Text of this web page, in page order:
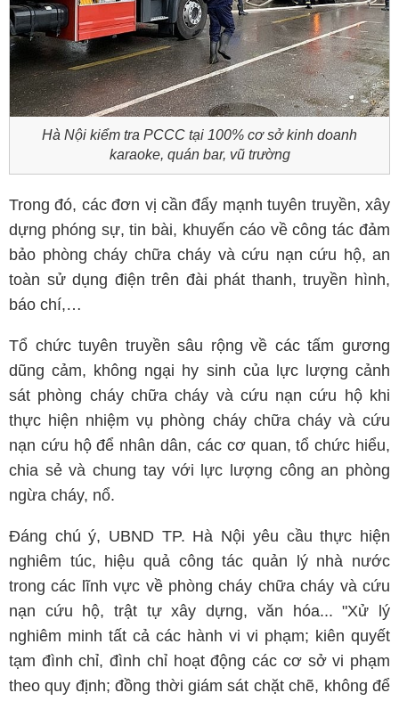
Hà Nội kiểm tra PCCC tại 100% cơ sở kinh doanh
karaoke, quán bar, vũ trường
Trong đó, các đơn vị cần đẩy mạnh tuyên truyền, xây
dựng phóng sự, tin bài, khuyến cáo về công tác đảm
bảo phòng cháy chữa cháy và cứu nạn cứu hộ, an
toàn sử dụng điện trên đài phát thanh, truyền hình,
báo chí,…
Tổ chức tuyên truyền sâu rộng về các tấm gương
dũng cảm, không ngại hy sinh của lực lượng cảnh
sát phòng cháy chữa cháy và cứu nạn cứu hộ khi
thực hiện nhiệm vụ phòng cháy chữa cháy và cứu
nạn cứu hộ để nhân dân, các cơ quan, tổ chức hiểu,
chia sẻ và chung tay với lực lượng công an phòng
ngừa cháy, nổ.
Đáng chú ý, UBND TP. Hà Nội yêu cầu thực hiện
nghiêm túc, hiệu quả công tác quản lý nhà nước
trong các lĩnh vực về phòng cháy chữa cháy và cứu
nạn cứu hộ, trật tự xây dựng, văn hóa... "Xử lý
nghiêm minh tất cả các hành vi vi phạm; kiên quyết
tạm đình chỉ, đình chỉ hoạt động các cơ sở vi phạm
theo quy định; đồng thời giám sát chặt chẽ, không để